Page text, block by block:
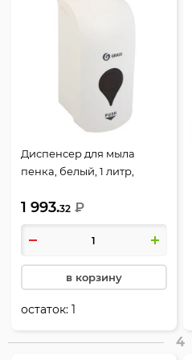
Диспенсер для мыла
пенка, белый, 1 литр,
1 993.32 ₽
в корзину
остаток:1
4